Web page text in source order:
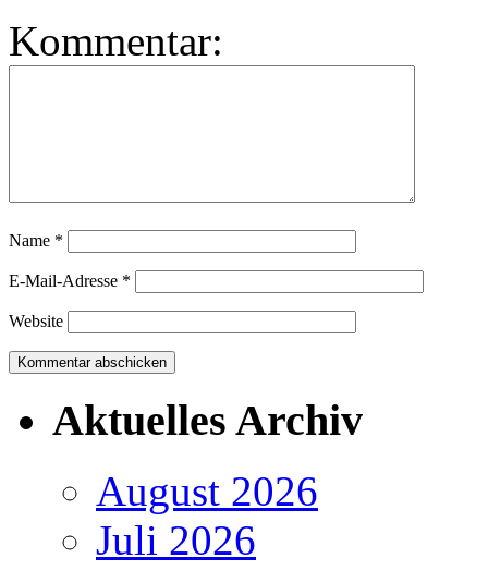
Kommentar:
Name *
E-Mail-Adresse *
Website
Aktuelles Archiv
August 2026
Juli 2026